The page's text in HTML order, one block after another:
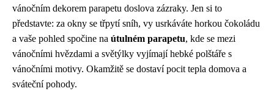
vánočním dekorem parapetu doslova zázraky. Jen si to
představte: za okny se třpytí sníh, vy usrkáváte horkou čokoládu
a vaše pohled spočine na útulném parapetu, kde se mezi
vánočními hvězdami a světýlky vyjímají hebké polštáře s
vánočními motivy. Okamžitě se dostaví pocit tepla domova a
sváteční pohody.